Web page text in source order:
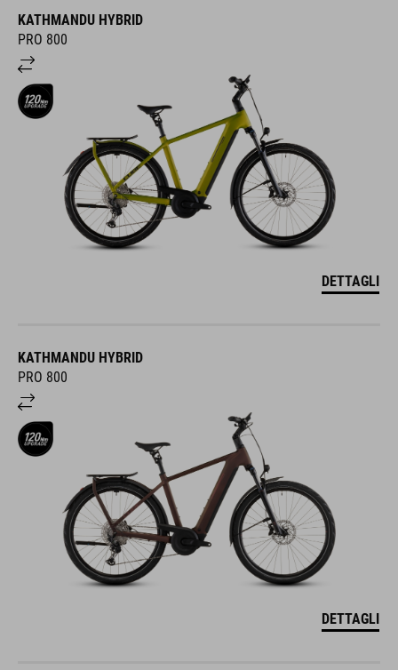
KATHMANDU HYBRID
PRO 800
DETTAGLI
KATHMANDU HYBRID
PRO 800
DETTAGLI